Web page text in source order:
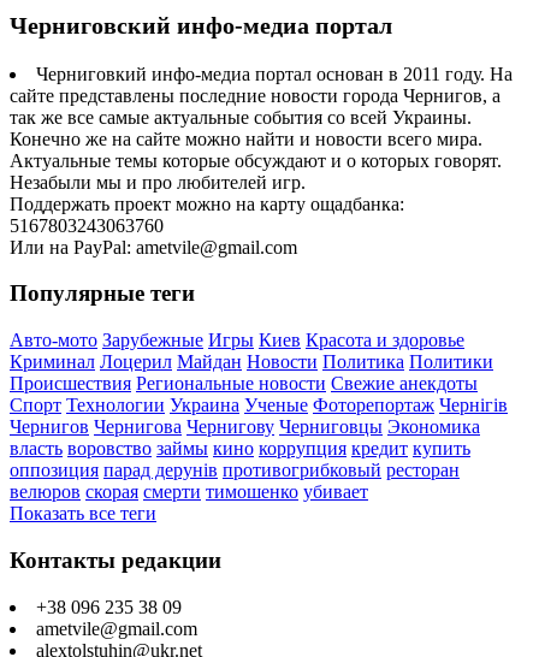
Черниговский инфо-медиа портал
Черниговкий инфо-медиа портал основан в 2011 году. На
сайте представлены последние новости города Чернигов, а
так же все самые актуальные события со всей Украины.
Конечно же на сайте можно найти и новости всего мира.
Актуальные темы которые обсуждают и о которых говорят.
Незабыли мы и про любителей игр.
Поддержать проект можно на карту ощадбанка:
5167803243063760
Или на PayPal: ametvile@gmail.com
Популярные теги
Авто-мото Зарубежные Игры Киев Красота и здоровье
Криминал Лоцерил Майдан Новости Политика Политики
Происшествия Региональные новости Свежие анекдоты
Спорт Технологии Украина Ученые Фоторепортаж Чернігів
Чернигов Чернигова Чернигову Черниговцы Экономика
власть воровство займы кино коррупция кредит купить
оппозиция парад дерунів противогрибковый ресторан
велюров скорая смерти тимошенко убивает
Показать все теги
Контакты редакции
+38 096 235 38 09
ametvile@gmail.com
alextolstuhin@ukr.net